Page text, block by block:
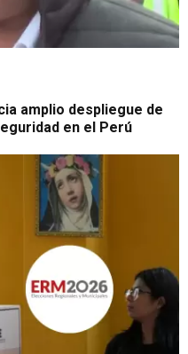
amplio despliegue de
en el Perú